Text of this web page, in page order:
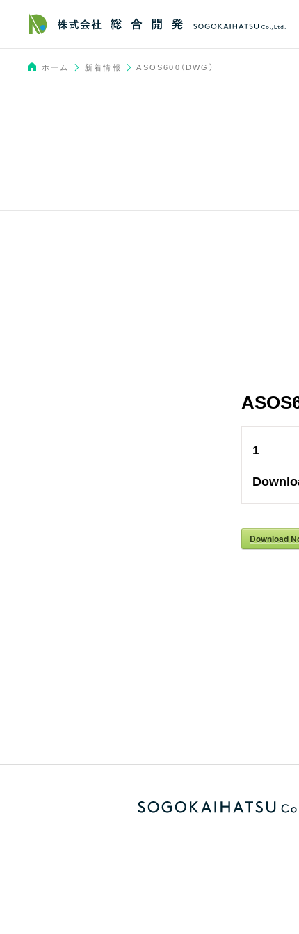
ホーム 新着情報 ASOS600（DWG）
1
Download